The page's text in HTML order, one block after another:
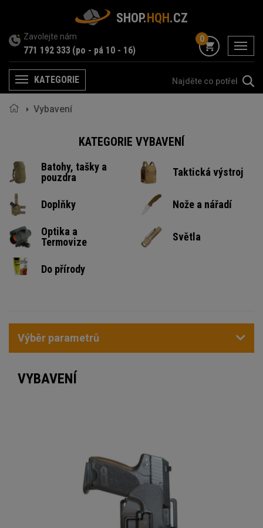
SHOP.HQH.CZ
Zavolejte nám
771 192 333 (po - pá 10 - 16) menu
0
MenuKATEGORIE
Vybavení
KATEGORIE VYBAVENÍ
Batohy, tašky a
pouzdra
Taktická výstroj
Doplňky Nože a nářadí
Optika a
Termovize
Světla
Do přírody
Výběr parametrů
VYBAVENÍ